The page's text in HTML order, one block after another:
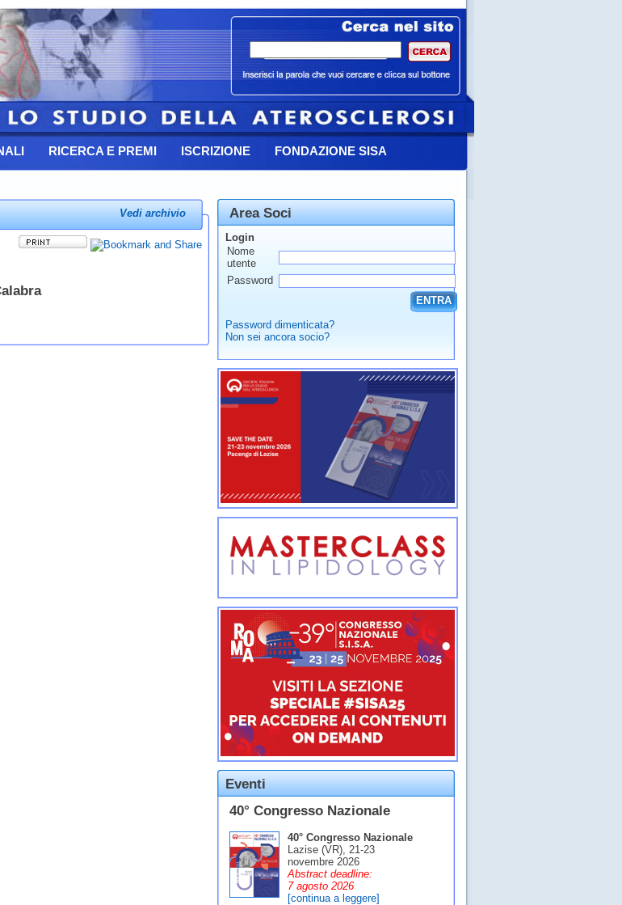
RICERCA E PREMI ISCRIZIONE FONDAZIONE SISA
Vedi archivio Area Soci
Login
Nome
utente
Password
ENTRA
Password dimenticata?
Non sei ancora socio?
Eventi
40° Congresso Nazionale
40° Congresso Nazionale
Lazise (VR), 21-23
novembre 2026
Abstract deadline:
7 agosto 2026
[continua a leggere]